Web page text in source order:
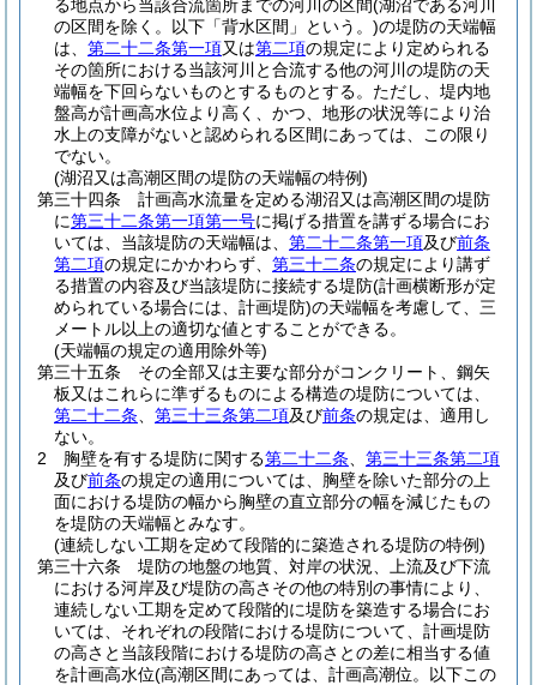
る地点から当該合流箇所までの河川の区間(湖沼である河川
の区間を除く。以下「背水区間」という。)の堤防の天端幅
は、 第二十二条第一項又は第二項の規定により定められる
その箇所における当該河川と合流する他の河川の堤防の天
端幅を下回らないものとするものとする。 ただし、堤内地
盤高が計画高水位より高く、かつ、地形の状況等により治
水上の支障がないと認められる区間にあっては、この限り
でない。
(湖沼又は高潮区間の堤防の天端幅の特例)
第三十四条
計画高水流量を定める湖沼又は高潮区間の堤防
に第三十二条第一項第一号に掲げる措置を講ずる場合にお
いては、当該堤防の天端幅は、 第二十二条第一項及び前条
第二項の規定にかかわらず、 第三十二条の規定により講ず
る措置の内容及び当該堤防に接続する堤防(計画横断形が定
められている場合には、計画堤防)の天端幅を考慮して、三
メートル以上の適切な値とすることができる。
(天端幅の規定の適用除外等)
第三十五条
その全部又は主要な部分がコンクリート、鋼矢
板又はこれらに準ずるものによる構造の堤防については、
第二十二条
第三十三条第二項及び前条の規定は、適用し
ない。
2
胸壁を有する堤防に関する第二十二条
第三十三条第二項
及び前条の規定の適用については、胸壁を除いた部分の上
面における堤防の幅から胸壁の直立部分の幅を減じたもの
を堤防の天端幅とみなす。
(連続しない工期を定めて段階的に築造される堤防の特例)
第三十六条
堤防の地盤の地質、対岸の状況、上流及び下流
における河岸及び堤防の高さその他の特別の事情により、
連続しない工期を定めて段階的に堤防を築造する場合にお
いては、それぞれの段階における堤防について、計画堤防
の高さと当該段階における堤防の高さとの差に相当する値
を計画高水位(高潮区間にあっては、計画高潮位。以下この